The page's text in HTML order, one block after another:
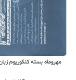
مهروماه بسته کنکوریوم